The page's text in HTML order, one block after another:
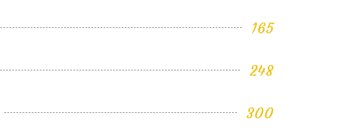
165
248
300